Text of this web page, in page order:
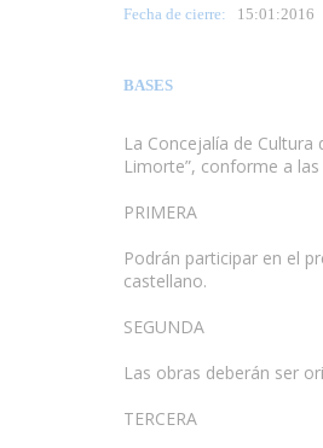
Fecha de cierre: 15:01:2016
BASES
La Concejalía de
Limorte”, conforme a
PRIMERA
Podrán participar en el
castellano.
SEGUNDA
Las obras deberán ser
TERCERA